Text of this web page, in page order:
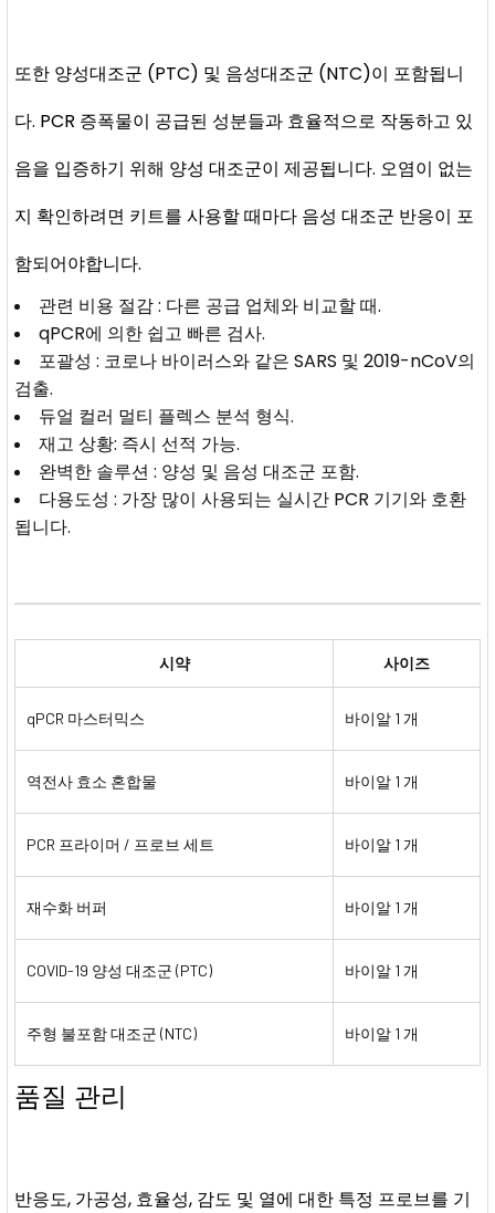
또한 양성대조군 (PTC) 및 음성대조군 (NTC)이 포함됩니
다. PCR 증폭물이 공급된 성분들과 효율적으로 작동하고 있
음을 입증하기 위해 양성 대조군이 제공됩니다. 오염이 없는
지 확인하려면 키트를 사용할 때마다 음성 대조군 반응이 포
함되어야합니다.
관련 비용 절감 : 다른 공급 업체와 비교할 때.
qPCR에 의한 쉽고 빠른 검사.
포괄성 : 코로나 바이러스와 같은 SARS 및 2019-nCoV의
검출.
듀얼 컬러 멀티 플렉스 분석 형식.
재고 상황: 즉시 선적 가능.
완벽한 솔루션 : 양성 및 음성 대조군 포함.
다용도성 : 가장 많이 사용되는 실시간 PCR 기기와 호환
됩니다.
시약 사이즈
qPCR 마스터믹스 바이알 1 개
역전사 효소 혼합물 바이알 1 개
PCR 프라이머 / 프로브 세트 바이알 1 개
재수화 버퍼 바이알 1 개
COVID-19 양성 대조군 (PTC) 바이알 1 개
주형 불포함 대조군 (NTC) 바이알 1 개
품질 관리
반응도, 가공성, 효율성, 감도 및 열에 대한 특정 프로브를 기